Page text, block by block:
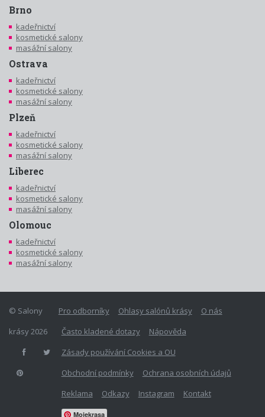
Brno
kadeřnictví
kosmetické salony
masážní salony
Ostrava
kadeřnictví
kosmetické salony
masážní salony
Plzeň
kadeřnictví
kosmetické salony
masážní salony
Liberec
kadeřnictví
kosmetické salony
masážní salony
Olomouc
kadeřnictví
kosmetické salony
masážní salony
Pro odborníky Ohlasy salónů krásy
O nás
Často kladené dotazy
Nápověda
Zásady používání Cookies a OU
Obchodní podmínky
Ochrana osobních údajů
Reklama
Odkazy Instagram Kontakt
Mojekrasa
© Salony
krásy 2026